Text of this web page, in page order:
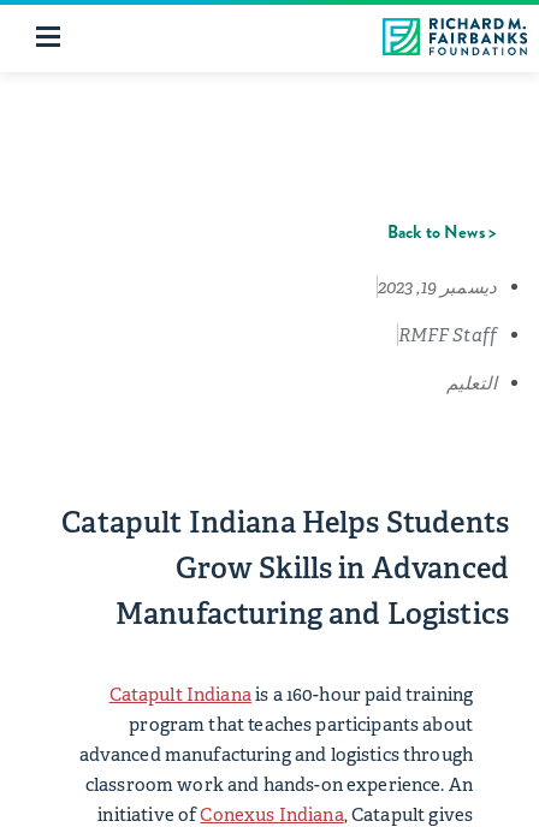
< Back to News
ديسمبر 19, 2023
RMFF Staff
التعليم
Catapult Indiana Helps Students
Grow Skills in Advanced
Manufacturing and Logistics
Catapult Indianais a 160-hour paid training
program that teaches participants about
advanced manufacturing and logistics through
classroom work and hands-on experience. An
initiative ofConexus Indiana, Catapult gives